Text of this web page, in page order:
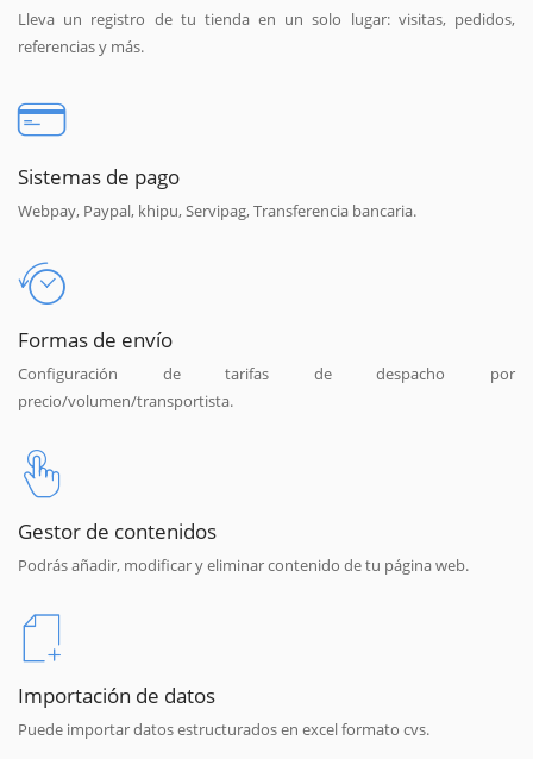
Lleva un registro de tu tienda en un solo lugar: visitas, pedidos,
referencias y más.
Sistemas de pago
Webpay, Paypal, khipu, Servipag, Transferencia bancaria.
Formas de envío
Configuración de tarifas de despacho por
precio/volumen/transportista.
Gestor de contenidos
Podrás añadir, modificar y eliminar contenido de tu página web.
Importación de datos
Puede importar datos estructurados en excel formato cvs.